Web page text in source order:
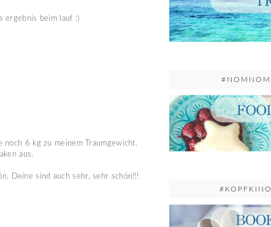
ergebnis beim lauf :)
6 kg zu meinem Traumgewicht.
aus.
Deine sind auch sehr, sehr schön!!!
#NOMNOM
#KOPFKINO